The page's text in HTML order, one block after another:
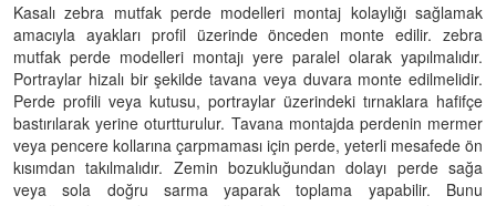
Kasalı zebra mutfak perde modelleri montaj kolaylığı sağlamak
amacıyla ayakları profil üzerinde önceden monte edilir. zebra
mutfak perde modelleri montajı yere paralel olarak yapılmalıdır.
Portraylar hizalı bir şekilde tavana veya duvara monte edilmelidir.
Perde profili veya kutusu, portraylar üzerindeki tırnaklara hafifçe
bastırılarak yerine oturtturulur. Tavana montajda perdenin mermer
veya pencere kollarına çarpmaması için perde, yeterli mesafede ön
kısımdan takılmalıdır. Zemin bozukluğundan dolayı perde sağa
veya sola doğru sarma yaparak toplama yapabilir. Bunu